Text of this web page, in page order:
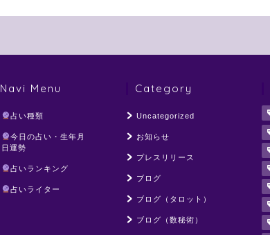
Navi Menu
占い種類
今日の占い・生年月
日運勢
占いランキング
占いライター
Category
Uncategorized
お知らせ
プレスリリース
ブログ
ブログ（タロット）
ブログ（数秘術）